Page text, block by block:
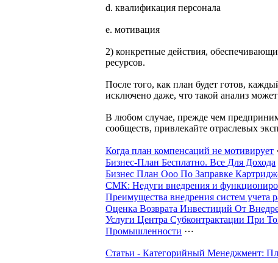
d. квалификация персонала
e. мотивация
2) конкретные действия,
ресурсов.
После того, как план будет готов,
исключено даже, что такой анализ
В любом случае, прежде чем
сообществ, привлекайте отраслевых
Когда план компенсаций не мотивирует
Бизнес-План Бесплатно. Все Для Дохода
Бизнес План Ооо По Заправке
СМК: Недуги внедрения и
Преимущества внедрения систем учета
Оценка Возврата Инвестиций От
Услуги Центра Субконтрактации При
Промышленности ⋯
Статьи - Категорийный Менеджмент: